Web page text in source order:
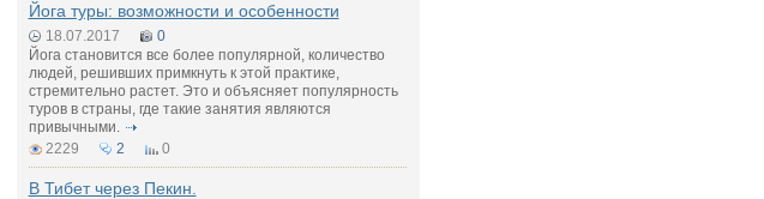
Йога туры: возможности и особенности
18.07.2017
0
Йога становится все более популярной, количество
людей, решивших примкнуть к этой практике,
стремительно растет. Это и объясняет популярность
туров в страны, где такие занятия являются
привычными.
2229
2 0
В Тибет через Пекин.